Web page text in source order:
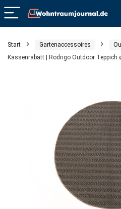
Start Gartenaccessoires
Kassenrabatt | Rodrigo Outdoor Teppich